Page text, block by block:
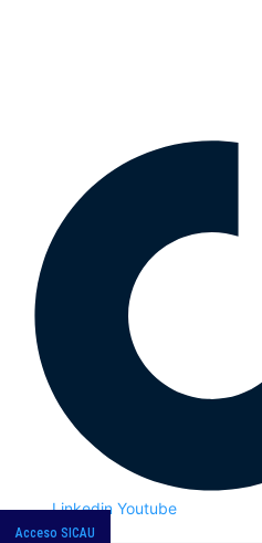
Linkedin Youtube
Acceso SICAU